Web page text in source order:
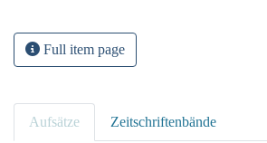
Full item page
Aufsätze Zeitschriftenbände